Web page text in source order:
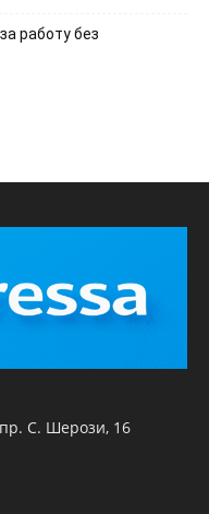
работу без
С. Шерози, 16